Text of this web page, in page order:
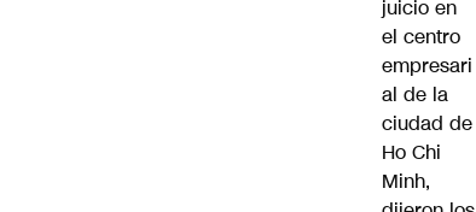
juicio en
el centro
empresari
al de la
ciudad de
Ho Chi
Minh,